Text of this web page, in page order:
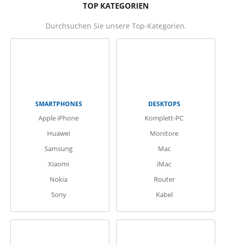
TOP KATEGORIEN
Durchsuchen Sie unsere Top-Kategorien.
SMARTPHONES
Apple iPhone
Huawei
Samsung
Xiaomi
Nokia
Sony
DESKTOPS
Komplett-PC
Monitore
Mac
iMac
Router
Kabel